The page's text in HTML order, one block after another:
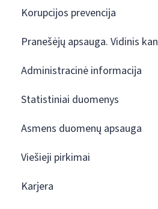
Korupcijos prevencija
Pranešėjų apsauga. Vidinis
Administracinė informacija
Statistiniai duomenys
Asmens duomenų apsauga
Viešieji pirkimai
Karjera